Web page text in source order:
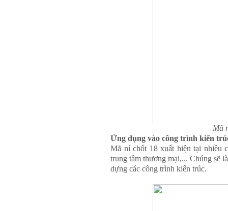
Mã
Ứng dụng vào công trình kiến
Mã ní chốt 18 xuất hiện tại nhiều
trung tâm thương mại,... Chúng sẽ
dựng các công trình kiến trúc.